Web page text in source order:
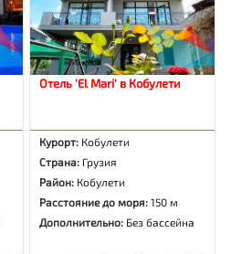
Отель 'El Mari' в Кобулети
Курорт: Кобулети
Страна: Грузия
Район: Кобулети
Расстояние до моря:150 м
Дополнительно: Без бассейна